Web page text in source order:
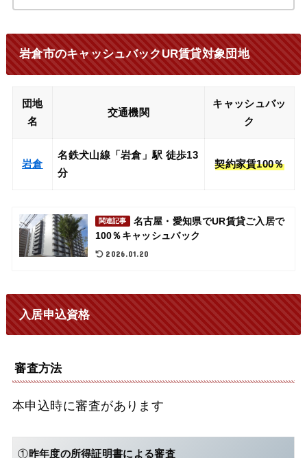
岩倉市のキャッシュバックUR賃貸対象団地
団地
名
交通機関
キャッシュバッ
ク
岩倉
名鉄犬山線「岩倉」駅 徒歩13
分
契約家賃100％
関連記事
名古屋・愛知県でUR賃貸ご入居で
100％キャッシュバック
2026.01.20
入居申込資格
審査方法
本申込時に審査があります
①昨年度の所得証明書による審査